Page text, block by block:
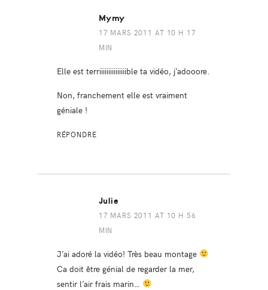
Mymy
17 MARS 2011 AT 10 H 17
MIN
Elle est terriiiiiiiiiiiiiiible ta vidéo, j’adooore.
Non, franchement elle est vraiment
géniale !
RÉPONDRE
Julie
17 MARS 2011 AT 10 H 56
MIN
J’ai adoré la vidéo! Très beau montage
Ca doit être génial de regarder la mer,
sentir l’air frais marin…